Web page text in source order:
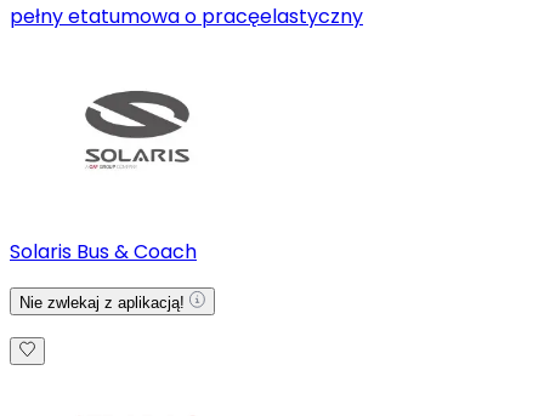
pełny etatumowa o pracęelastyczny
Solaris Bus & Coach
Nie zwlekaj z aplikacją!